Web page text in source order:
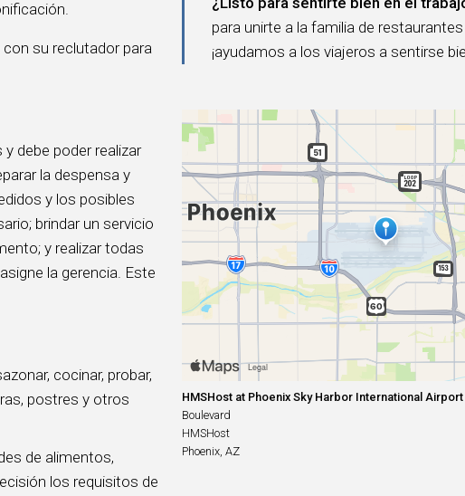
su reclutador para
debe poder realizar
la despensa y
y los posibles
brindar un servicio
y realizar todas
la gerencia. Este
cocinar, probar,
postres y otros
de alimentos,
los requisitos de
para unirte a la familia de
¡ayudamos a los viajeros a sentirse
HMSHost at Phoenix Sky Harbor International Airport
Boulevard
HMSHost
Phoenix, AZ